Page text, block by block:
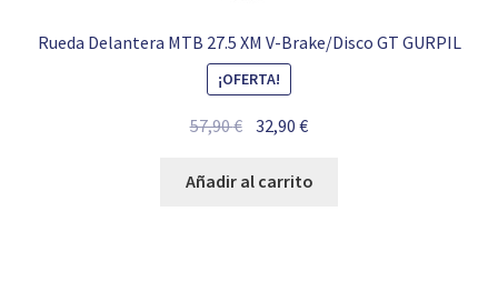
Rueda Delantera MTB 27.5 XM V-Brake/Disco GT GURPIL
¡OFERTA!
57,90€ El
original
32,90€El
actual
Añadir al carrito